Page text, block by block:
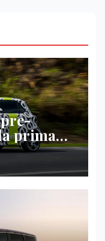
prima
2026